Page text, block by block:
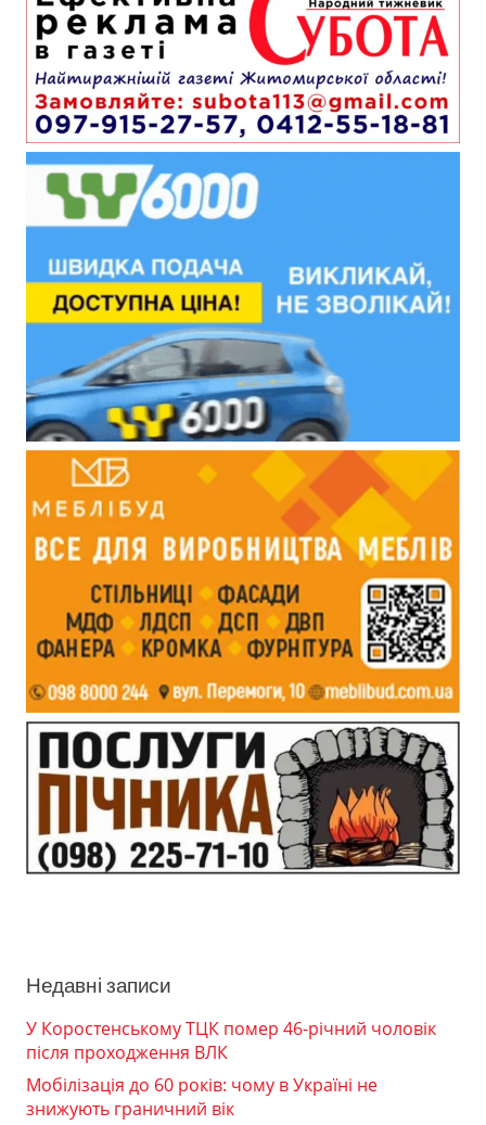
Недавні записи
У Коростенському ТЦК помер 46-річний чоловік
після проходження ВЛК
Мобілізація до 60 років: чому в Україні не
знижують граничний вік